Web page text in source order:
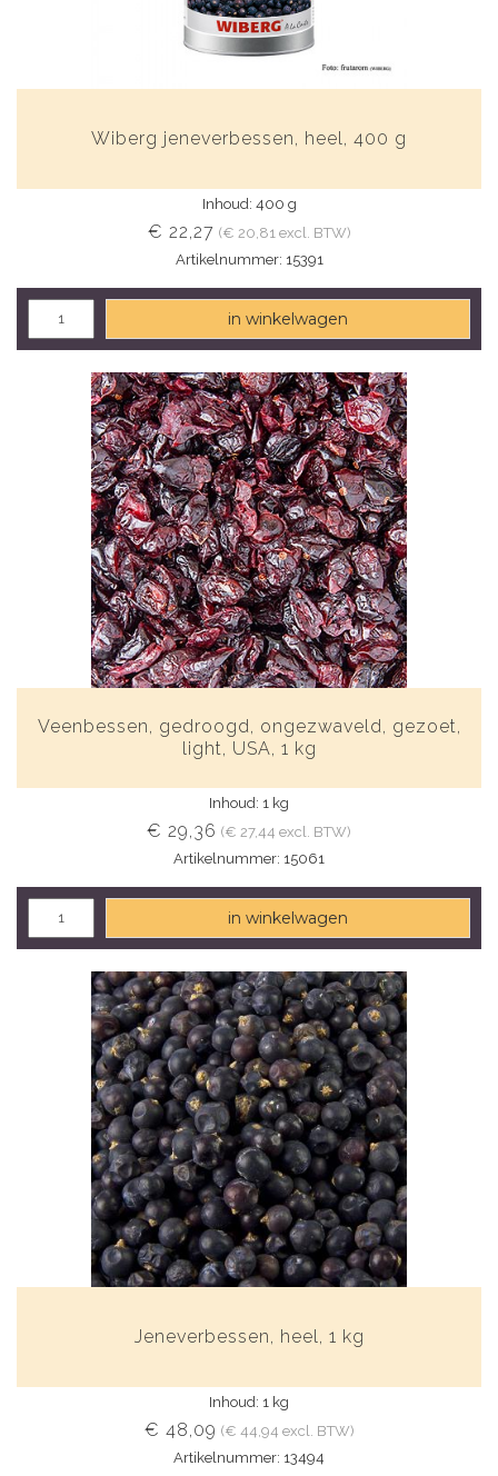
Wiberg jeneverbessen, heel, 400 g
Inhoud: 400 g
€ 22,27 (€ 20,81 excl. BTW)
Artikelnummer: 15391
in winkelwagen
Veenbessen, gedroogd, ongezwaveld, gezoet,
light, USA, 1 kg
Inhoud: 1 kg
€ 29,36 (€ 27,44 excl. BTW)
Artikelnummer: 15061
in winkelwagen
Jeneverbessen, heel, 1 kg
Inhoud: 1 kg
€ 48,09 (€ 44,94 excl. BTW)
Artikelnummer: 13494